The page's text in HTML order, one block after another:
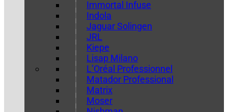
Immortal Infuse
Indola
Jaguar Solingen
JRL
Kiepe
Lisap Milano
L’Oréal Professionnel
Matador Professional
Matrix
Moser